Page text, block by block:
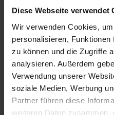
Diese Webseite verwendet
Wir verwenden Cookies,
personalisieren,
zu können und die Zugriffe
analysieren. Außerdem
Verwendung unserer
soziale Medien, Werbung
Partner führen diese
weiteren Daten zusammen,
Sofort verfügbar, Lieferzeit: 1-
Produkt Anzahl: Gib den
Beschreibung